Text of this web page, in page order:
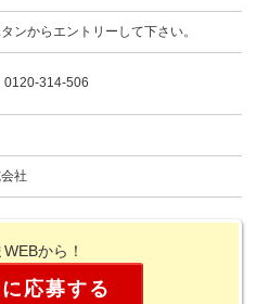
ンからエントリーして下さい。
0120-314-506
社
から！
応募する